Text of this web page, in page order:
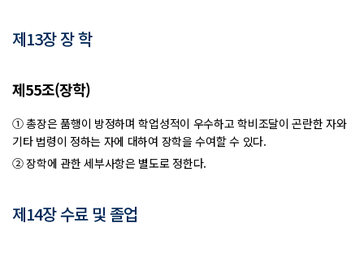
제13장 장 학
제55조(장학)
① 총장은 품행이 방정하며 학업성적이 우수하고 학비조달이 곤란한 자와
기타 법령이 정하는 자에 대하여 장학을 수여할 수 있다.
② 장학에 관한 세부사항은 별도로 정한다.
제14장 수료 및 졸업